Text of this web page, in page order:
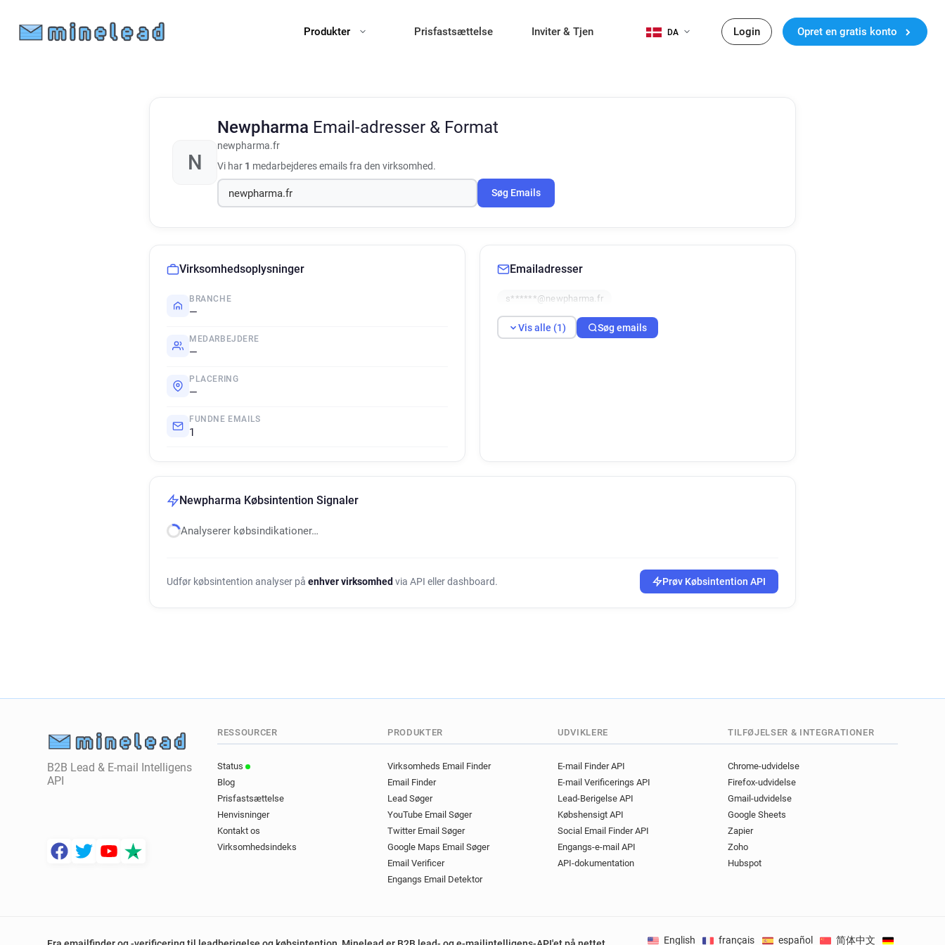
Produkter Prisfastsættelse Inviter & Tjen DA Login Opret en gratis konto
N
Newpharma Email-adresser & Format
newpharma.fr
Vi har 1 medarbejderes emails fra den virksomhed.
Søg Emails
Virksomhedsoplysninger
BRANCHE
—
MEDARBEJDERE
—
PLACERING
—
FUNDNE EMAILS
1
Emailadresser
s******@newpharma.fr
Vis alle (1) Søg emails
Newpharma Købsintention Signaler
Analyserer købsindikationer…
Udfør købsintention analyser på enhver virksomhed via API eller dashboard. Prøv Købsintention API
B2B Lead & E-mail Intelligens
API
RESSOURCER
Status
Blog
Prisfastsættelse
Henvisninger
Kontakt os
Virksomhedsindeks
PRODUKTER
Virksomheds Email Finder
Email Finder
Lead Søger
YouTube Email Søger
Twitter Email Søger
Google Maps Email Søger
Email Verificer
Engangs Email Detektor
UDVIKLERE
E-mail Finder API
E-mail Verificerings API
Lead-Berigelse API
Købshensigt API
Social Email Finder API
Engangs-e-mail API
API-dokumentation
TILFØJELSER & INTEGRATIONER
Chrome-udvidelse
Firefox-udvidelse
Gmail-udvidelse
Google Sheets
Zapier
Zoho
Hubspot
English français español 简体中文